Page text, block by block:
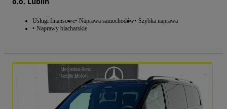
Usługi finansowe Naprawa samochodów Szybka naprawa
Naprawy blacharskie